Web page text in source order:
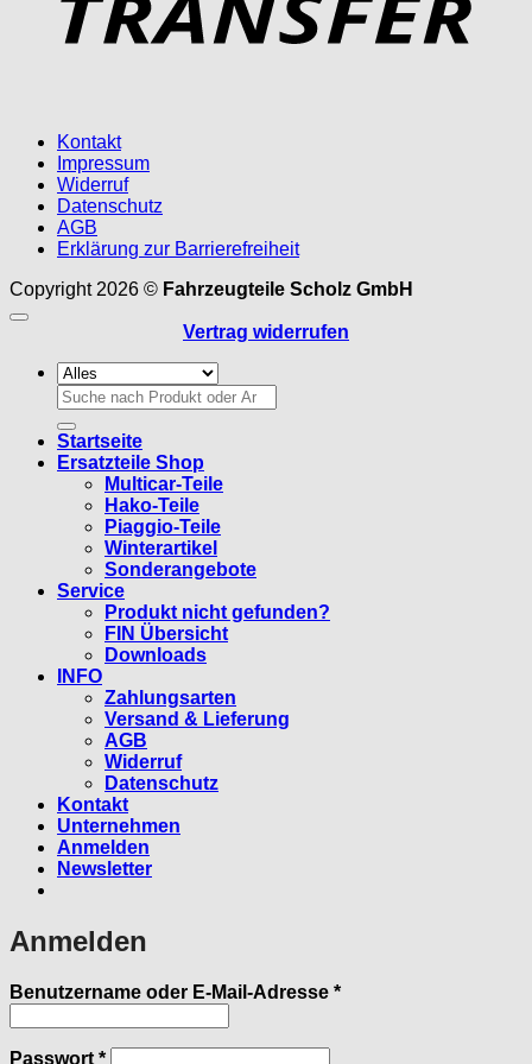
Kontakt
Impressum
Widerruf
Datenschutz
AGB
Erklärung zur Barrierefreiheit
Copyright 2026 © Fahrzeugteile Scholz GmbH
Vertrag widerrufen
Suchen
nach:
Startseite
Ersatzteile Shop
Multicar-Teile
Hako-Teile
Piaggio-Teile
Winterartikel
Sonderangebote
Service
Produkt nicht gefunden?
FIN Übersicht
Downloads
INFO
Zahlungsarten
Versand & Lieferung
AGB
Widerruf
Datenschutz
Kontakt
Unternehmen
Anmelden
Newsletter
Anmelden
Benutzername oder E-Mail-Adresse *Erforderlich
Passwort *Erforderlich